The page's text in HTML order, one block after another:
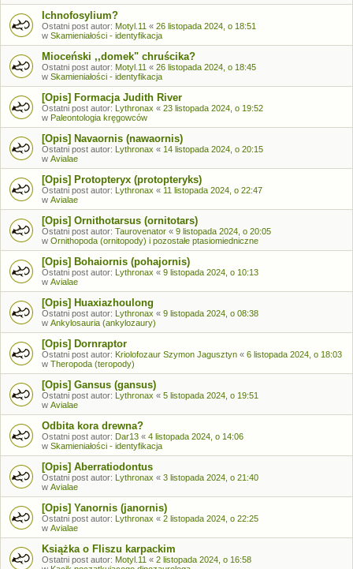
Ichnofosylium?
Ostatni post autor: Motyl.11 « 26 listopada 2024, o 18:51
w Skamieniałości - identyfikacja
Mioceński ,,domek" chruścika?
Ostatni post autor: Motyl.11 « 26 listopada 2024, o 18:45
w Skamieniałości - identyfikacja
[Opis] Formacja Judith River
Ostatni post autor: Lythronax « 23 listopada 2024, o 19:52
w Paleontologia kręgowców
[Opis] Navaornis (nawaornis)
Ostatni post autor: Lythronax « 14 listopada 2024, o 20:15
w Avialae
[Opis] Protopteryx (protopteryks)
Ostatni post autor: Lythronax « 11 listopada 2024, o 22:47
w Avialae
[Opis] Ornithotarsus (ornitotars)
Ostatni post autor: Taurovenator « 9 listopada 2024, o 20:05
w Ornithopoda (ornitopody) i pozostałe ptasiomiedniczne
[Opis] Bohaiornis (pohajornis)
Ostatni post autor: Lythronax « 9 listopada 2024, o 10:13
w Avialae
[Opis] Huaxiazhoulong
Ostatni post autor: Lythronax « 9 listopada 2024, o 08:38
w Ankylosauria (ankylozaury)
[Opis] Dornraptor
Ostatni post autor: Kriolofozaur Szymon Jagusztyn « 6 listopada 2024, o 18:03
w Theropoda (teropody)
[Opis] Gansus (gansus)
Ostatni post autor: Lythronax « 5 listopada 2024, o 19:51
w Avialae
Odbita kora drewna?
Ostatni post autor: Dar13 « 4 listopada 2024, o 14:06
w Skamieniałości - identyfikacja
[Opis] Aberratiodontus
Ostatni post autor: Lythronax « 3 listopada 2024, o 21:40
w Avialae
[Opis] Yanornis (janornis)
Ostatni post autor: Lythronax « 2 listopada 2024, o 22:25
w Avialae
Książka o Fliszu karpackim
Ostatni post autor: Motyl.11 « 2 listopada 2024, o 16:58